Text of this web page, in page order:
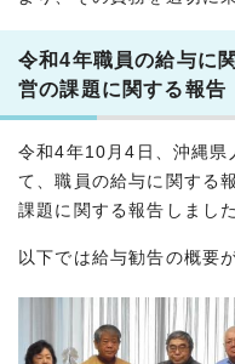
令和4年職員の給与に
営の課題に関する報告
令和4年10月4日、沖縄県
て、職員の給与に関する
課題に関する報告しました
以下では給与勧告の概要